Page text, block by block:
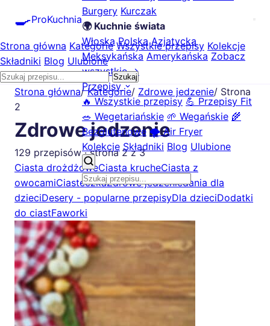
🍳ProKuchnia
Burgery Kurczak
🌍 Kuchnie świata
Włoska Polska Azjatycka
Meksykańska Amerykańska Zobacz
wszystkie →
Przepisy
🔥 Wszystkie przepisy 💪 Przepisy Fit
🥗 Wegetariańskie 🌱 Wegańskie 🌾
Bezglutenowe 🌪️ Air Fryer
Kolekcje Składniki Blog Ulubione
Strona główna Kategorie Wszystkie przepisy Kolekcje
Składniki Blog Ulubione
Szukaj
Strona główna/ Kategorie/ Zdrowe jedzenie/ Strona
2
Zdrowe jedzenie
129 przepisów · strona 2 z 3
Ciasta drożdżoweCiasta krucheCiasta z
owocamiCiasteczkaZdrowe jedzeniedania dla
dzieciDesery - popularne przepisyDla dzieciDodatki
do ciastFaworki